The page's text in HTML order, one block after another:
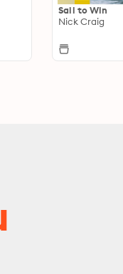
Sail to Win
Nick Craig